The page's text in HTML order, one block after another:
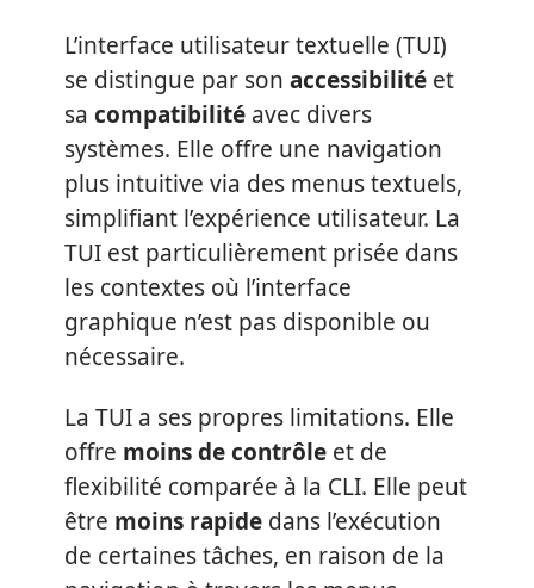
L’interface utilisateur textuelle (TUI)
se distingue par son accessibilité et
sa compatibilité avec divers
systèmes. Elle offre une navigation
plus intuitive via des menus textuels,
simplifiant l’expérience utilisateur. La
TUI est particulièrement prisée dans
les contextes où l’interface
graphique n’est pas disponible ou
nécessaire.
La TUI a ses propres limitations. Elle
offre moins de contrôle et de
flexibilité comparée à la CLI. Elle peut
être moins rapide dans l’exécution
de certaines tâches, en raison de la